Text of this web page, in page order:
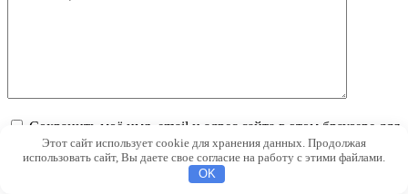
Сохранить моё имя, email и адрес сайта в этом браузере для
последующих моих комментариев.
Этот сайт использует cookie для хранения данных. Продолжая
использовать сайт, Вы даете свое согласие на работу с этими файлами.
OK